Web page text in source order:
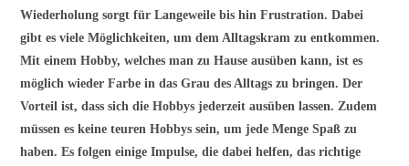
Wiederholung sorgt für Langeweile bis hin Frustration. Dabei
gibt es viele Möglichkeiten, um dem Alltagskram zu entkommen.
Mit einem Hobby, welches man zu Hause ausüben kann, ist es
möglich wieder Farbe in das Grau des Alltags zu bringen. Der
Vorteil ist, dass sich die Hobbys jederzeit ausüben lassen. Zudem
müssen es keine teuren Hobbys sein, um jede Menge Spaß zu
haben. Es folgen einige Impulse, die dabei helfen, das richtige